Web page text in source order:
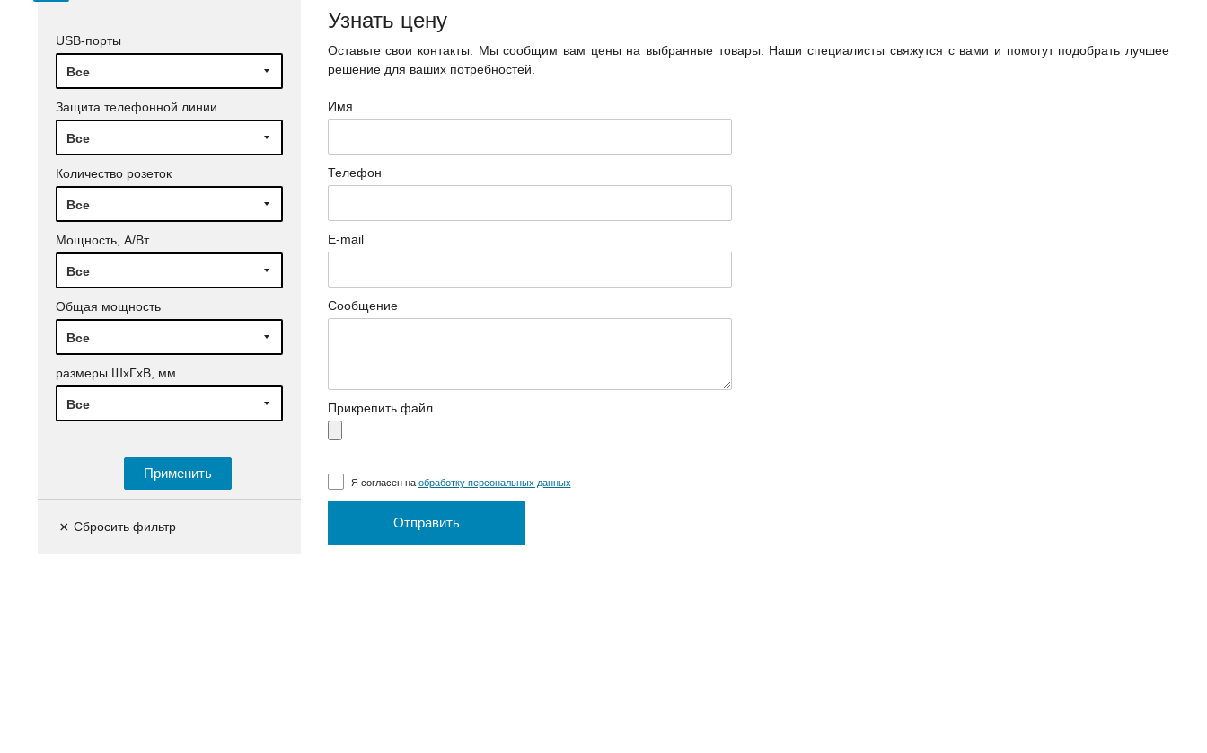
USB-порты
Все
Защита телефонной линии
Все
Количество розеток
Все
Мощность, А/Вт
Все
Общая мощность
Все
размеры ШхГхВ, мм
Все
Применить
× Сбросить фильтр
Узнать цену
Оставьте свои контакты. Мы сообщим вам цены на выбранные товары. Наши специалисты свяжутся с вами и помогут подобрать лучшее
решение для ваших потребностей.
Имя
Телефон
E-mail
Сообщение
Прикрепить файл
Я согласен на обработку персональных данных